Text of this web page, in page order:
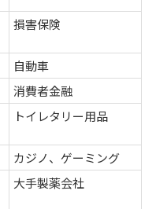
損害保険
自動車
消費者金融
トイレタリー用品
カジノ、ゲーミング
大手製薬会社